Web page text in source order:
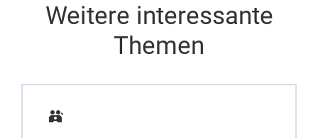
Weitere interessante
Themen